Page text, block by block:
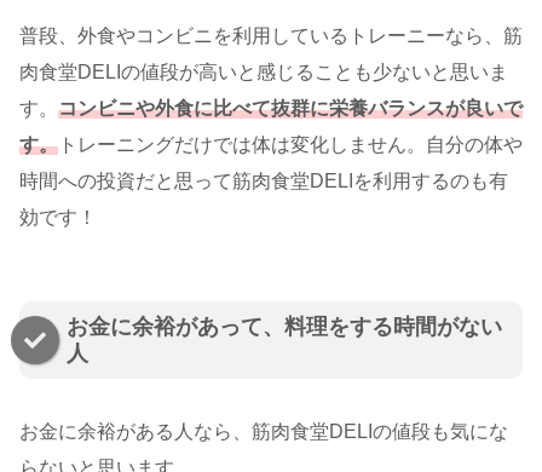
普段、外食やコンビニを利用しているトレーニーなら、筋
肉食堂DELIの値段が高いと感じることも少ないと思いま
す。 コンビニや外食に比べて抜群に栄養バランスが良いで
す。 トレーニングだけでは体は変化しません。自分の体や
時間への投資だと思って筋肉食堂DELIを利用するのも有
効です！
お金に余裕があって、料理をする時間がない
人
お金に余裕がある人なら、筋肉食堂DELIの値段も気にな